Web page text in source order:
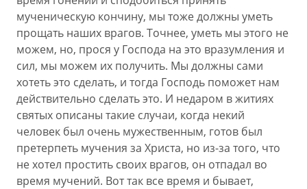
мученическую кончину, мы тоже должны уметь
прощать наших врагов. Точнее, уметь мы этого не
можем, но, прося у Господа на это вразумления и
сил, мы можем их получить. Мы должны сами
хотеть это сделать, и тогда Господь поможет нам
действительно сделать это. И недаром в житиях
святых описаны такие случаи, когда некий
человек был очень мужественным, готов был
претерпеть мучения за Христа, но из-за того, что
не хотел простить своих врагов, он отпадал во
время мучений. Вот так все время и бывает,